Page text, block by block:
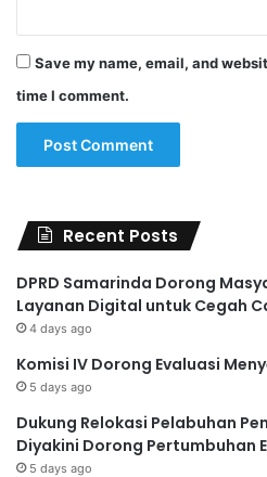
Save my name, email, and
time I comment.
Recent Posts
DPRD Samarinda Dorong
Layanan Digital untuk Cegah
4 days ago
Komisi IV Dorong Evaluasi
5 days ago
Dukung Relokasi Pelabuhan
Diyakini Dorong Pertumbuhan
5 days ago